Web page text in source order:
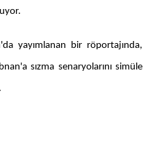
yayımlanan bir röportajında,
sızma senaryolarını simüle